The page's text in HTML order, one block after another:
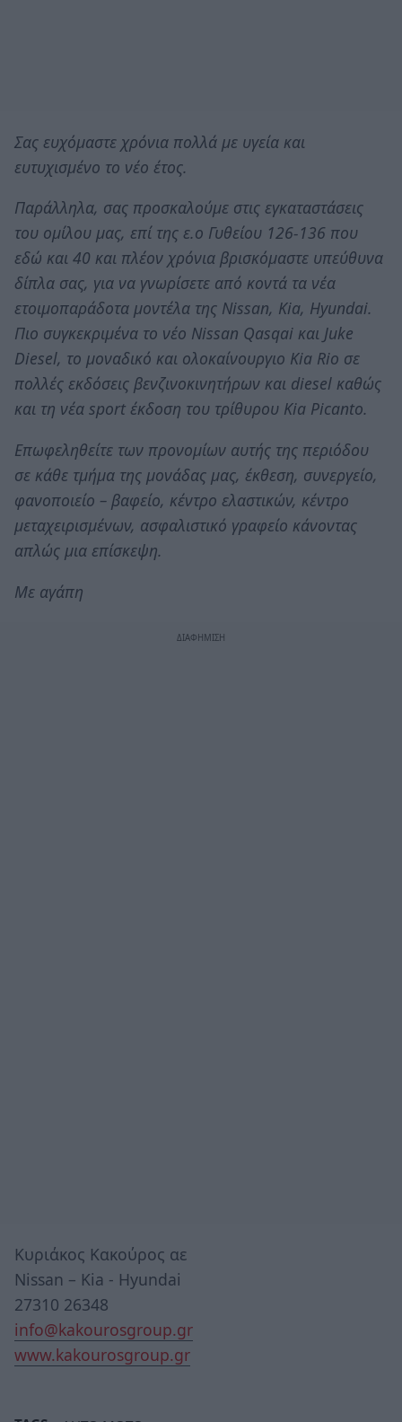
Σας ευχόμαστε χρόνια πολλά με υγεία και
ευτυχισμένο το νέο έτος.
Παράλληλα, σας προσκαλούμε στις εγκαταστάσεις
του ομίλου μας, επί της ε.ο Γυθείου 126-136 που
εδώ και 40 και πλέον χρόνια βρισκόμαστε υπεύθυνα
δίπλα σας, για να γνωρίσετε από κοντά τα νέα
ετοιμοπαράδοτα μοντέλα της Nissan, Kia, Hyundai.
Πιο συγκεκριμένα το νέο Nissan Qasqai και Juke
Diesel, το μοναδικό και ολοκαίνουργιο Kia Rio σε
πολλές εκδόσεις βενζινοκινητήρων και diesel καθώς
και τη νέα sport έκδοση του τρίθυρου Kia Picanto.
Επωφεληθείτε των προνομίων αυτής της περιόδου
σε κάθε τμήμα της μονάδας μας, έκθεση, συνεργείο,
φανοποιείο – βαφείο, κέντρο ελαστικών, κέντρο
μεταχειρισμένων, ασφαλιστικό γραφείο κάνοντας
απλώς μια επίσκεψη.
Mε αγάπη
Κυριάκος Κακούρος αε
Nissan – Kia - Hyundai
27310 26348
info@kakourosgroup.gr
www.kakourosgroup.gr